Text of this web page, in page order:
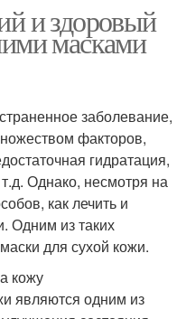
и здоровый
масками
заболевание,
факторов,
гидратация,
Однако, несмотря на
как лечить и
Одним из таких
для сухой кожи.
кожу
являются одним из